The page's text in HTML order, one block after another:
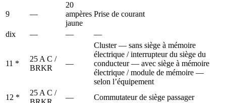
9 —
20
ampères
jaune
Prise de courant
dix — — —
11 *
25 A C /
BRKR
—
Cluster — sans siège à mémoire
électrique / interrupteur du siège du
conducteur — avec siège à mémoire
électrique / module de mémoire —
selon l’équipement
12 *
25 A C /
— Commutateur de siège passager